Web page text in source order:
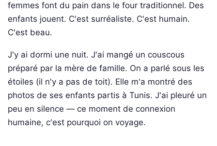
femmes font du pain dans le four traditionnel. Des
enfants jouent. C'est surréaliste. C'est humain.
C'est beau.
J'y ai dormi une nuit. J'ai mangé un couscous
préparé par la mère de famille. On a parlé sous les
étoiles (il n'y a pas de toit). Elle m'a montré des
photos de ses enfants partis à Tunis. J'ai pleuré un
peu en silence — ce moment de connexion
humaine, c'est pourquoi on voyage.